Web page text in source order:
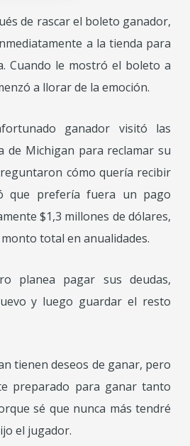
de rascar el boleto ganador,
a la tienda para
Cuando le mostró el boleto a
a llorar de la emoción.
ganador visitó las
de Michigan para reclamar su
cómo quería recibir
que prefería fuera un pago
$1,3 millones de dólares,
total en anualidades.
planea pagar sus deudas,
y luego guardar el resto
tienen deseos de ganar, pero
preparado para ganar tanto
sé que nunca más tendré
el jugador.